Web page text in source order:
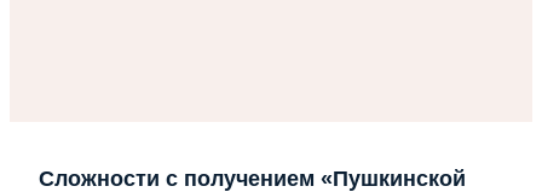
Сложности с получением «Пушкинской